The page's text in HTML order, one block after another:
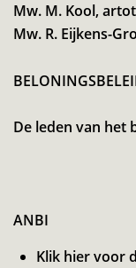
Mw. M. Kool,
Mw. R. Eijkens-
De leden van het
ANBI
Klik hier voor